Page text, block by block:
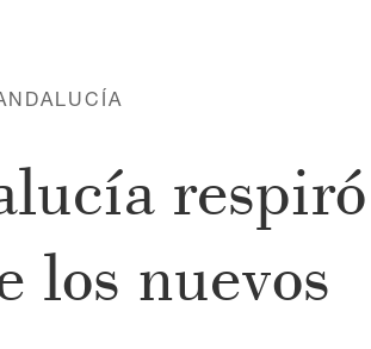
respiró
los nuevos